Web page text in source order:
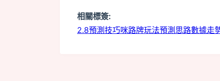
相關標簽:
2.8預測技巧咪路牌玩法預測思路數據走